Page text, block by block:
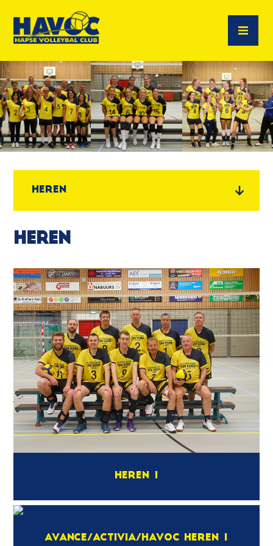
Heren
Heren
Heren 1
Avance/Activia/HaVoC Heren 1